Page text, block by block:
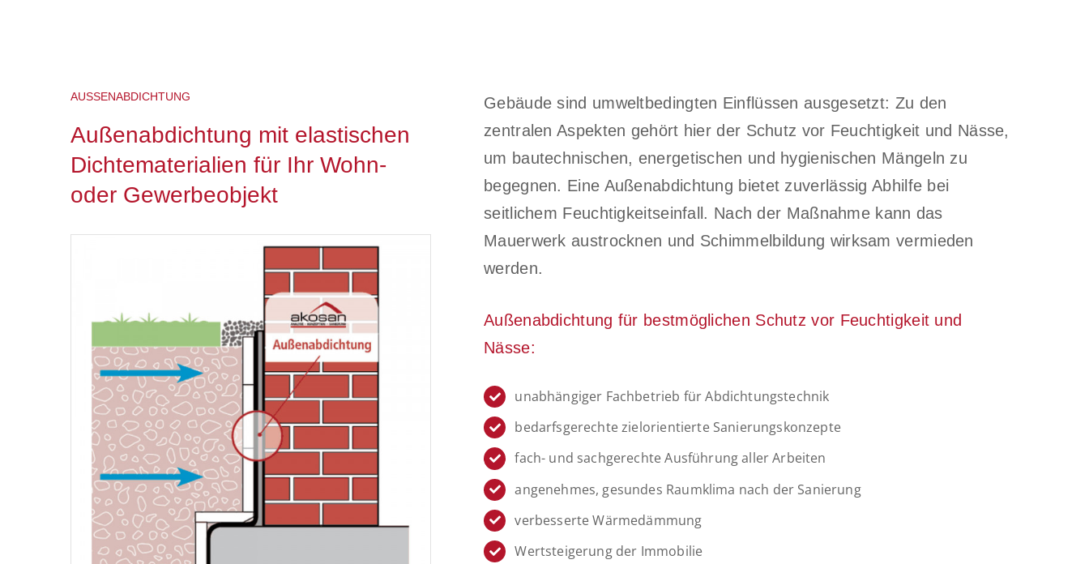
AUSSENABDICHTUNG
Außenabdichtung mit elastischen
Dichtematerialien für Ihr Wohn-
oder Gewerbeobjekt
Gebäude sind umweltbedingten Einflüssen ausgesetzt: Zu den
zentralen Aspekten gehört hier der Schutz vor Feuchtigkeit und Nässe,
um bautechnischen, energetischen und hygienischen Mängeln zu
begegnen. Eine Außenabdichtung bietet zuverlässig Abhilfe bei
seitlichem Feuchtigkeitseinfall. Nach der Maßnahme kann das
Mauerwerk austrocknen und Schimmelbildung wirksam vermieden
werden.
Außenabdichtung für bestmöglichen Schutz vor Feuchtigkeit und
Nässe:
unabhängiger Fachbetrieb für Abdichtungstechnik
bedarfsgerechte zielorientierte Sanierungskonzepte
fach- und sachgerechte Ausführung aller Arbeiten
angenehmes, gesundes Raumklima nach der Sanierung
verbesserte Wärmedämmung
Wertsteigerung der Immobilie